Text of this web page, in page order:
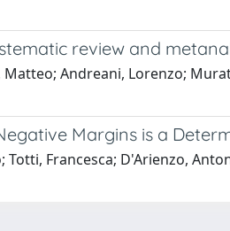
review and
Andreani, Lorenzo;
Margins is a
Francesca; D'Arienzo,